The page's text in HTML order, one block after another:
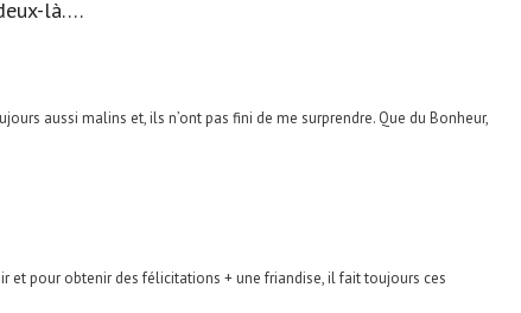
là….
aussi malins et, ils n’ont pas fini de me surprendre. Que du Bonheur,
et pour obtenir des félicitations + une friandise, il fait toujours ces